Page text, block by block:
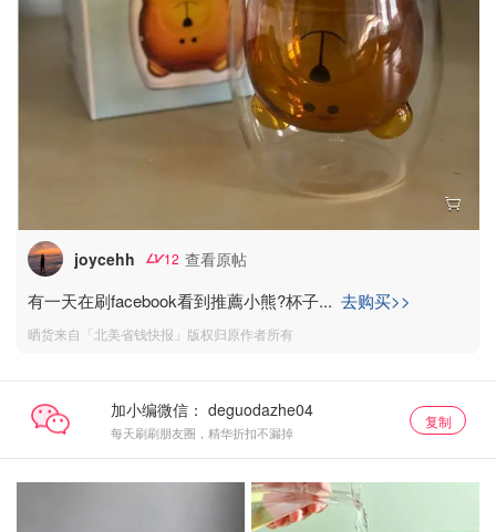
joycehh 12 查看原帖
有一天在刷facebook看到推薦小熊?杯子... 去购买>>
晒货来自「北美省钱快报」版权归原作者所有
加小编微信：
每天刷刷朋友圈，精华折扣不漏掉
复制